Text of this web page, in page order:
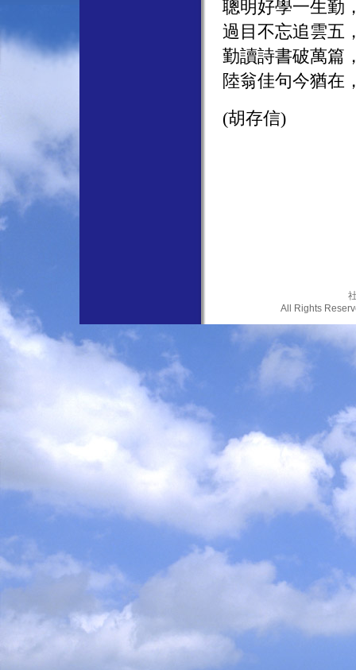
聰明好學一生勤
過目不忘追雲五
勤讀詩書破萬篇
陸翁佳句今猶在
(胡存信)
All Rights